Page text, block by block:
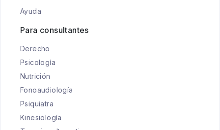
Ayuda
Para consultantes
Derecho
Psicología
Nutrición
Fonoaudiología
Psiquiatra
Kinesiología